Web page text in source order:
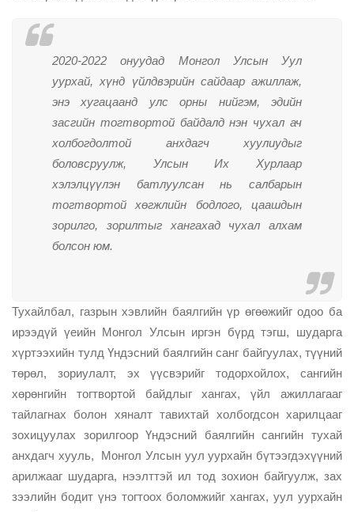
2020-2022 онуудад Монгол Улсын Уул
уурхай, хүнд үйлдвэрийн сайдаар ажиллаж,
энэ хугацаанд улс орны нийгэм, эдийн
засгийн тогтвортой байдалд нэн чухал ач
холбогдолтой анхдагч хуулиудыг
боловсруулж, Улсын Их Хурлаар
хэлэлцүүлэн батлуулсан нь салбарын
тогтвортой хөгжлийн бодлого, цаашдын
зорилго, зорилтыг хангахад чухал алхам
болсон юм.
Тухайлбал, газрын хэвлийн баялгийн үр өгөөжийг одоо ба
ирээдүй үеийн Монгол Улсын иргэн бүрд тэгш, шударга
хүртээхийн тулд Үндэсний баялгийн санг байгуулах, түүний
төрөл, зориулалт, эх үүсвэрийг тодорхойлох, сангийн
хөрөнгийн тогтвортой байдлыг хангах, үйл ажиллагааг
тайлагнах болон хяналт тавихтай холбогдсон харилцааг
зохицуулах зорилгоор Үндэсний баялгийн сангийн тухай
анхдагч хууль, Монгол Улсын уул уурхайн бүтээгдэхүүний
арилжааг шударга, нээлттэй ил тод зохион байгуулж, зах
зээлийн бодит үнэ тогтоох боломжийг хангах, уул уурхайн